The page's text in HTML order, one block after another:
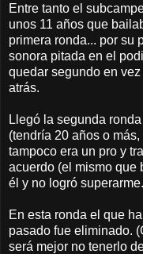
Entre tanto el
unos 11 años que
primera ronda... por su
sonora pitada en el
quedar segundo en
atrás.
Llegó la segunda
(tendría 20 años o
tampoco era un pro y
acuerdo (el mismo que
él y no logró superarme.
En esta ronda el que
pasado fue eliminado.
será mejor no tenerlo